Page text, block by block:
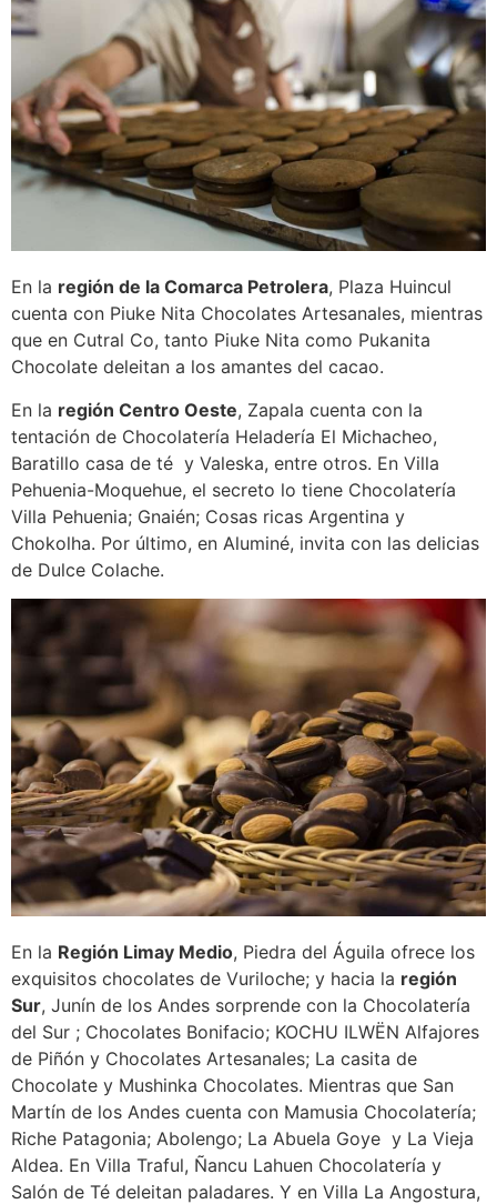
En la región de la Comarca Petrolera, Plaza Huincul
cuenta con Piuke Nita Chocolates Artesanales, mientras
que en Cutral Co, tanto Piuke Nita como Pukanita
Chocolate deleitan a los amantes del cacao.
En la región Centro Oeste, Zapala cuenta con la
tentación de Chocolatería Heladería El Michacheo,
Baratillo casa de té y Valeska, entre otros. En Villa
Pehuenia-Moquehue, el secreto lo tiene Chocolatería
Villa Pehuenia; Gnaién; Cosas ricas Argentina y
Chokolha. Por último, en Aluminé, invita con las delicias
de Dulce Colache.
En la Región Limay Medio, Piedra del Águila ofrece los
exquisitos chocolates de Vuriloche; y hacia la región
Sur, Junín de los Andes sorprende con la Chocolatería
del Sur ; Chocolates Bonifacio; KOCHU ILWËN Alfajores
de Piñón y Chocolates Artesanales; La casita de
Chocolate y Mushinka Chocolates. Mientras que San
Martín de los Andes cuenta con Mamusia Chocolatería;
Riche Patagonia; Abolengo; La Abuela Goye y La Vieja
Aldea. En Villa Traful, Ñancu Lahuen Chocolatería y
Salón de Té deleitan paladares. Y en Villa La Angostura,